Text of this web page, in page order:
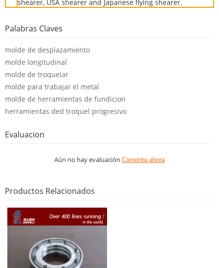
shearer, USA shearer and Japanese flying shearer.
Palabras Claves
molde de desplazamiento
molde longitudinal
molde de troquelar
molde para trabajar el metal
molde de herramientas de fundicion
herramientas ded troquel progresivo
Evaluacion
Aún no hay evaluación Comenta ahora
Productos Relacionados